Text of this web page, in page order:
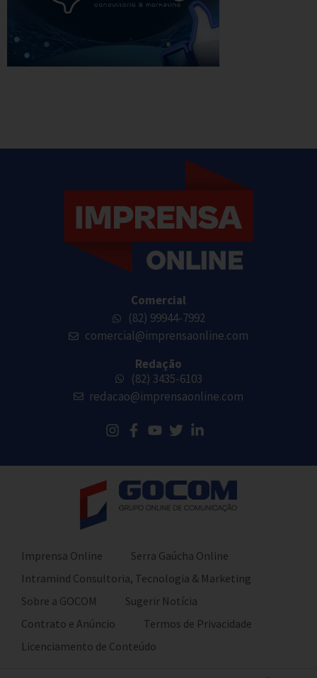
Comercial
(82) 99944-7992
comercial@imprensaonline.com
Redação
(82) 3435-6103
redacao@imprensaonline.com
Imprensa Online
Serra Gaúcha Online
Intramind Consultoria, Tecnologia & Marketing
Sobre a GOCOM
Sugerir Notícia
Contrato e Anúncio
Termos de Privacidade
Licenciamento de Conteúdo